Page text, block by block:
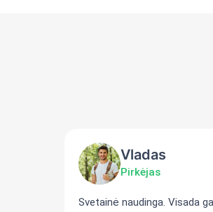
Vladas
Pirkėjas
Svetainė naudinga. Visada